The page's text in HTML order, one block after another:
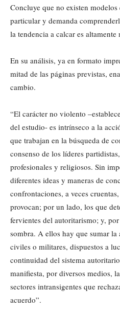
Concluye que no existen
particular y demanda
la tendencia a calcar es altamente
En su análisis, ya en formato
mitad de las páginas previstas,
cambio.
“El carácter no violento
del estudio- es intrínseco a la
que trabajan en la búsqueda de
consenso de los líderes
profesionales y religiosos. Sin
diferentes ideas y maneras de
confrontaciones, a veces
provocan; por un lado, los que
fervientes del autoritarismo; y,
sombra. A ellos hay que sumar
civiles o militares, dispuestos a
continuidad del sistema
manifiesta, por diversos medios,
sectores intransigentes que
acuerdo”.